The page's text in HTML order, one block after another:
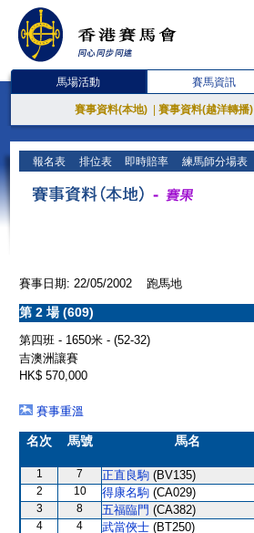
馬場活動 賽馬資訊
賽事資料(本地) 賽事資料(越洋轉播)
報名表 排位表 即時賠率 練馬師分場表
賽事日期: 22/05/2002 跑馬地
第 2 場 (609)
第四班 - 1650米 - (52-32)
吉澳洲讓賽
HK$ 570,000
賽事重溫
名次 馬號 馬名
1 7 正直良駒 (BV135)
2 10 得康名駒 (CA029)
3 8 五福臨門 (CA382)
4 4 武當俠士 (BT250)